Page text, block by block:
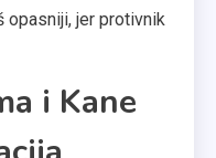
opasniji, jer protivnik
i Kane